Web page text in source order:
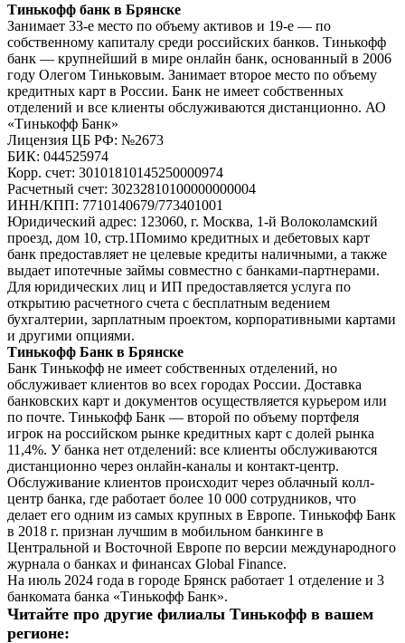
Тинькофф банк в Брянске
Занимает 33-е место по объему активов и 19-е — по
собственному капиталу среди российских банков. Тинькофф
банк — крупнейший в мире онлайн банк, основанный в 2006
году Олегом Тиньковым. Занимает второе место по объему
кредитных карт в России. Банк не имеет собственных
отделений и все клиенты обслуживаются дистанционно. АО
«Тинькофф Банк»
Лицензия ЦБ РФ: №2673
БИК: 044525974
Корр. счет: 30101810145250000974
Расчетный счет: 30232810100000000004
ИНН/КПП: 7710140679/773401001
Юридический адрес: 123060, г. Москва, 1-й Волоколамский
проезд, дом 10, стр.1Помимо кредитных и дебетовых карт
банк предоставляет не целевые кредиты наличными, а также
выдает ипотечные займы совместно с банками-партнерами.
Для юридических лиц и ИП предоставляется услуга по
открытию расчетного счета с бесплатным ведением
бухгалтерии, зарплатным проектом, корпоративными картами
и другими опциями.
Тинькофф Банк в Брянске
Банк Тинькофф не имеет собственных отделений, но
обслуживает клиентов во всех городах России. Доставка
банковских карт и документов осуществляется курьером или
по почте. Тинькофф Банк — второй по объему портфеля
игрок на российском рынке кредитных карт с долей рынка
11,4%. У банка нет отделений: все клиенты обслуживаются
дистанционно через онлайн-каналы и контакт-центр.
Обслуживание клиентов происходит через облачный колл-
центр банка, где работает более 10 000 сотрудников, что
делает его одним из самых крупных в Европе. Тинькофф Банк
в 2018 г. признан лучшим в мобильном банкинге в
Центральной и Восточной Европе по версии международного
журнала о банках и финансах Global Finance.
На июль 2024 года в городе Брянск работает 1 отделение и 3
банкомата банка «Тинькофф Банк».
Читайте про другие филиалы Тинькофф в вашем
регионе: